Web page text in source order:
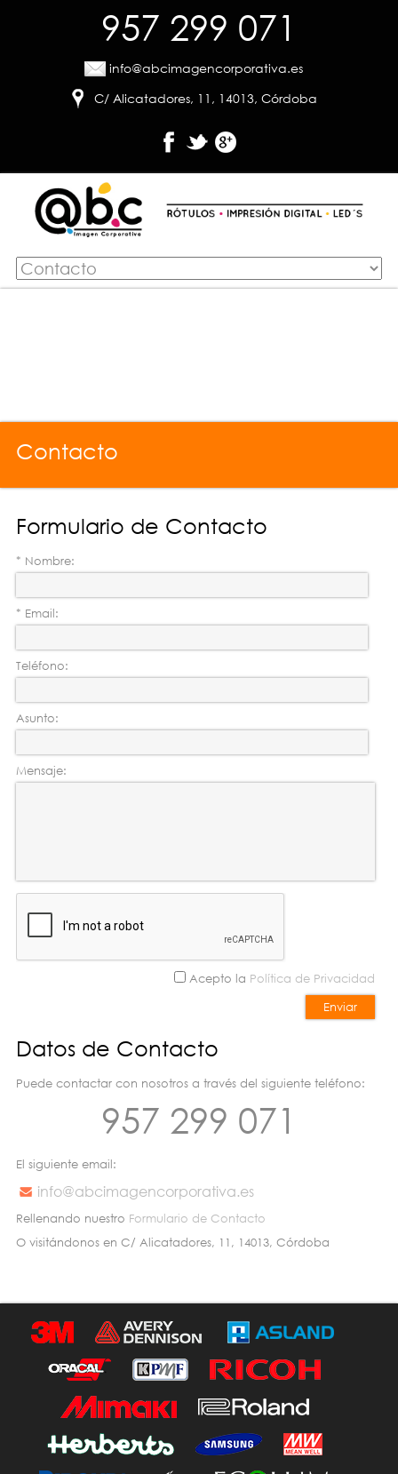
957 299 071
info@abcimagencorporativa.es
C/ Alicatadores, 11, 14013, Córdoba
Contacto
Formulario de Contacto
* Nombre:
* Email:
Teléfono:
Asunto:
Mensaje:
Acepto la Política de Privacidad
Datos de Contacto
Puede contactar con nosotros a través del siguiente teléfono:
957 299 071
El siguiente email:
info@abcimagencorporativa.es
Rellenando nuestro Formulario de Contacto
O visitándonos en C/ Alicatadores, 11, 14013, Córdoba